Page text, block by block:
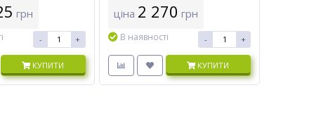
грн
- +
КУПИТИ
ціна 2 270 грн
В наявності - +
КУПИТИ